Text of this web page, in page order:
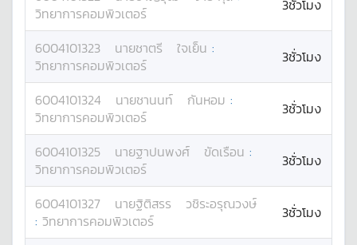
วิทยาการคอมพิวเตอร์
3ชั่วโมง
6004101323 นายชาตรี ใจเย็น :
วิทยาการคอมพิวเตอร์
3ชั่วโมง
6004101324 นายชานนท์ กันหอม :
วิทยาการคอมพิวเตอร์
3ชั่วโมง
6004101325 นายฐาปนพงศ์ ขัดเรือน :
วิทยาการคอมพิวเตอร์
3ชั่วโมง
6004101327 นายฐิติสรร
วชิระอรุณวงษ์
: วิทยาการคอมพิวเตอร์ 3ชั่วโมง